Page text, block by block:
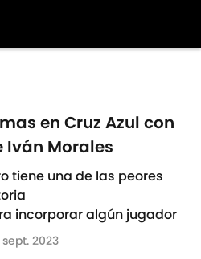
en Cruz Azul con
Morales
tiene una de las peores
incorporar algún jugador
sept. 2023